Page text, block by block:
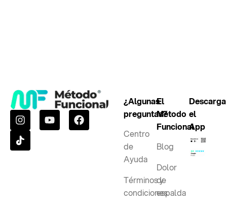
¿Algunas
preguntas?
Centro
de
Ayuda
Términos y
condiciones
El
Método
Funcional
Blog
Dolor
de
espalda
Descarga
el
App